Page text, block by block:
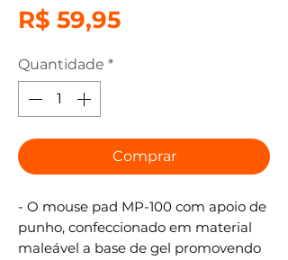
R$ 59,95Preço
Quantidade *
Comprar
- O mouse pad MP-100 com apoio de
punho, confeccionado em material
maleável a base de gel promovendo